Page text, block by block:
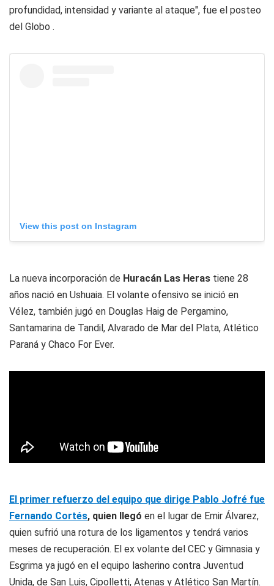
profundidad, intensidad y variante al ataque", fue el posteo
del Globo .
View this post on Instagram
La nueva incorporación de Huracán Las Heras tiene 28
años nació en Ushuaia. El volante ofensivo se inició en
Vélez, también jugó en Douglas Haig de Pergamino,
Santamarina de Tandil, Alvarado de Mar del Plata, Atlético
Paraná y Chaco For Ever.
El primer refuerzo del equipo que dirige Pablo Jofré fue
Fernando Cortés, quien llegó en el lugar de Emir Álvarez,
quien sufrió una rotura de los ligamentos y tendrá varios
meses de recuperación. El ex volante del CEC y Gimnasia y
Esgrima ya jugó en el equipo lasherino contra Juventud
Unida, de San Luis, Cipolletti, Atenas y Atlético San Martín.